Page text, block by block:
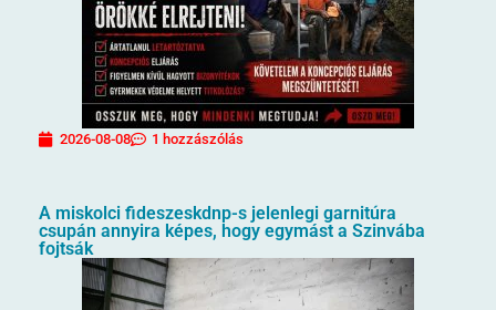
2026-08-08 1 hozzászólás
A miskolci fideszeskdnp-s jelenlegi garnitúra
csupán annyira képes, hogy egymást a Szinvába
fojtsák